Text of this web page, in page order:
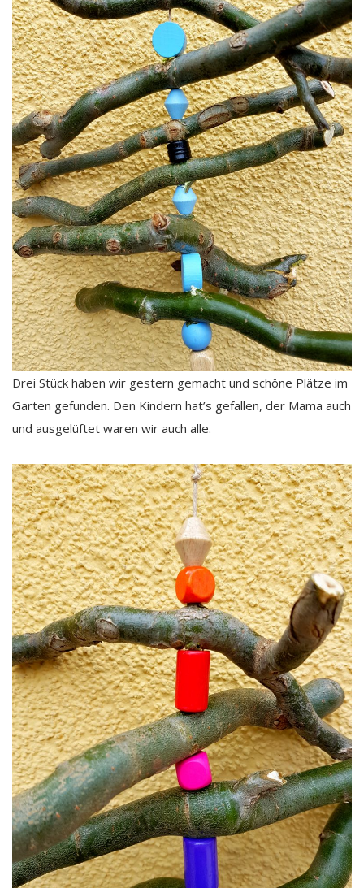
Drei Stück haben wir gestern gemacht und schöne Plätze im
Garten gefunden. Den Kindern hat’s gefallen, der Mama auch
und ausgelüftet waren wir auch alle.